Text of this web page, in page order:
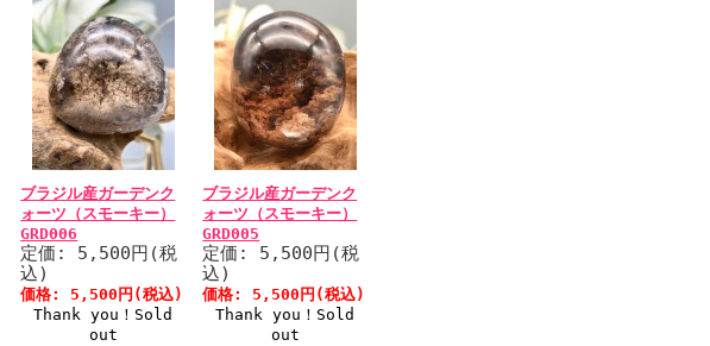
ブラジル産ガーデンク
ォーツ（スモーキー）
GRD006
定価: 5,500円(税
込)
価格: 5,500円(税込)
Thank you！Sold
out
ブラジル産ガーデンク
ォーツ（スモーキー）
GRD005
定価: 5,500円(税
込)
価格: 5,500円(税込)
Thank you！Sold
out